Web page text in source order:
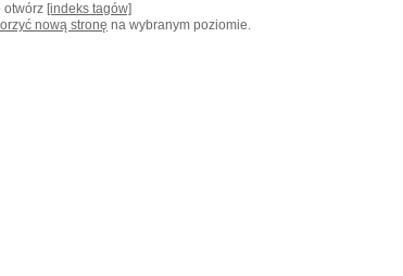
otwórz [indeks tagów]
nową stronę na wybranym poziomie.